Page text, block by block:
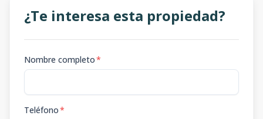
¿Te interesa esta propiedad?
Nombre completo*
Teléfono*